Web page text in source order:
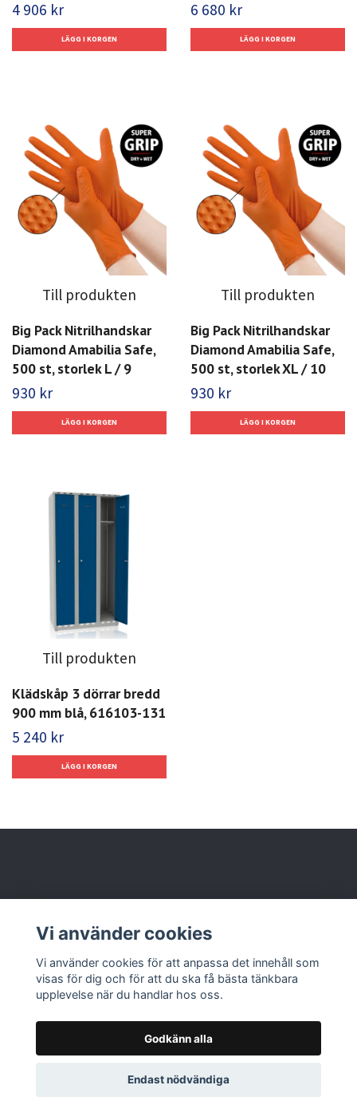
4 906 kr 6 680 kr
Till produkten
Big Pack Nitrilhandskar
Diamond Amabilia Safe,
500 st, storlek L / 9
930 kr
Till produkten
Big Pack Nitrilhandskar
Diamond Amabilia Safe,
500 st, storlek XL / 10
930 kr
Till produkten
Klädskåp 3 dörrar bredd
900 mm blå, 616103-131
5 240 kr
Läs mer
© 2026 Nolbox AB
Vi använder cookies
Vi använder cookies för att anpassa det innehåll som
visas för dig och för att du ska få bästa tänkbara
upplevelse när du handlar hos oss.
Godkänn alla
Endast nödvändiga